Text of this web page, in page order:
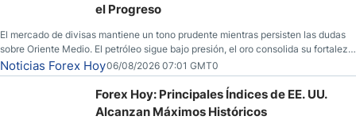
el Progreso
El mercado de divisas mantiene un tono prudente mientras persisten las dudas
sobre Oriente Medio. El petróleo sigue bajo presión, el oro consolida su fortaleza
y los operadores esperan nuevas referencias económicas desde Estados
Unidos.
Noticias Forex Hoy06/08/2026 07:01 GMT0
Forex Hoy: Principales Índices de EE. UU.
Alcanzan Máximos Históricos